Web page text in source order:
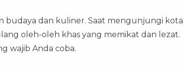
budaya dan kuliner. Saat mengunjungi kota
oleh-oleh khas yang memikat dan lezat.
wajib Anda coba.